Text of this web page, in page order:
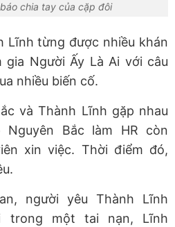
chia tay của cặp đôi
Lĩnh từng được nhiều khán
Người Ấy Là Ai với câu
nhiều biến cố.
và Thành Lĩnh gặp nhau
Bắc làm HR còn
xin việc. Thời điểm đó,
người yêu Thành Lĩnh
trong một tai nạn, Lĩnh